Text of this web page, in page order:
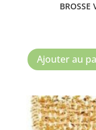
BROSSE
Ajouter au